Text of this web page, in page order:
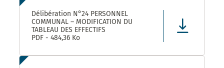
Délibération N°24 PERSONNEL
COMMUNAL – MODIFICATION DU
TABLEAU DES EFFECTIFS
PDF - 484,36 Ko